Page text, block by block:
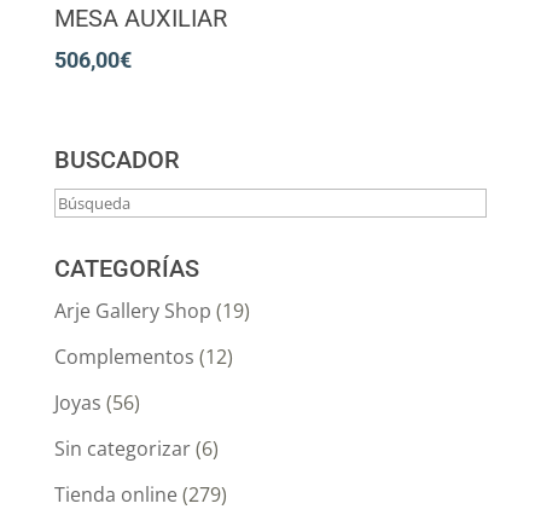
MESA AUXILIAR
506,00€
BUSCADOR
CATEGORÍAS
Arje Gallery Shop (19)
Complementos (12)
Joyas (56)
Sin categorizar(6)
Tienda online(279)